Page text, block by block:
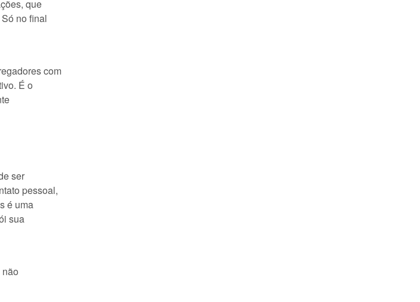
que
no final
com
É o
ser
pessoal,
é uma
sua